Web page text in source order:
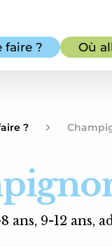
faire ? Où
?
9-12 ans,